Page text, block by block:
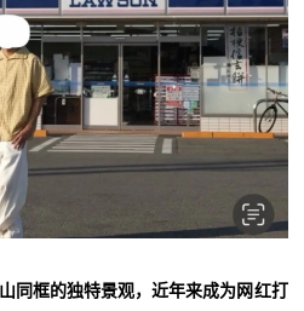
同框的独特景观，近年来成为网红打